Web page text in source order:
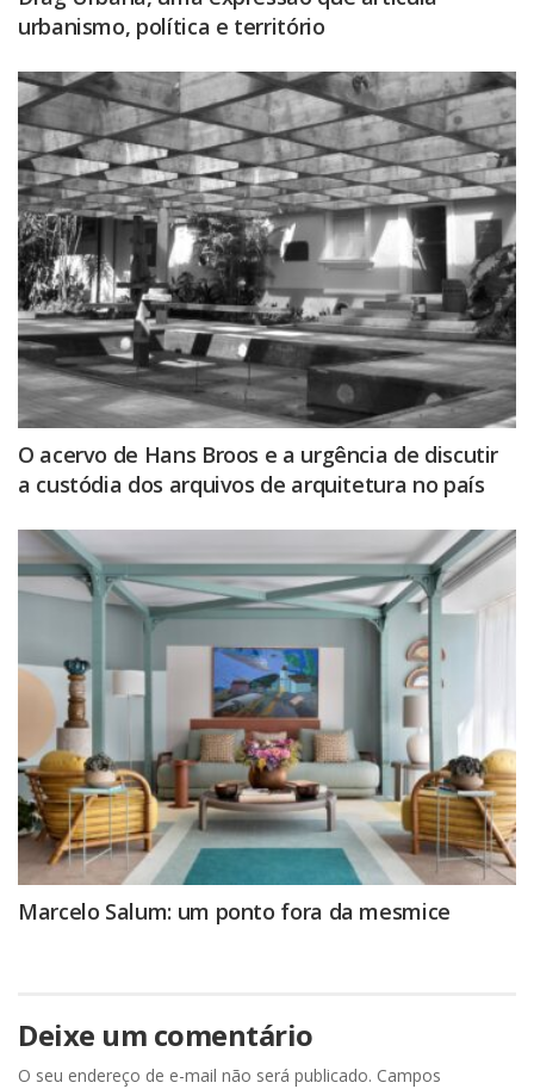
urbanismo, política e território
O acervo de Hans Broos e a urgência de discutir
a custódia dos arquivos de arquitetura no país
Marcelo Salum: um ponto fora da mesmice
Deixe um comentário
O seu endereço de e-mail não será publicado. Campos